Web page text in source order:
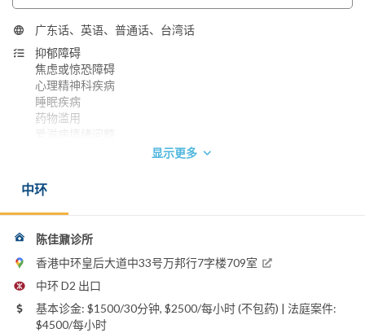
广东话、英语、普通话、台湾话
抑郁障碍
焦虑或惊恐障碍
心理精神科疾病
睡眠疾病
药物滥用
澳洲及纽西兰皇家精神科医学院荣授院士 1983
香港精神科医学院院士 1990
电话：
2899 2587
9183 5085
电邮：
cnc@cuhk.edu.hk
显示更多
中环
陈佳鼐诊所
香港中环皇后大道中33号万邦行7字楼709室
中环 D2 出口
基本诊金: $1500/30分钟, $2500/每小时 (不包药) | 法庭案件:
$4500/每小时